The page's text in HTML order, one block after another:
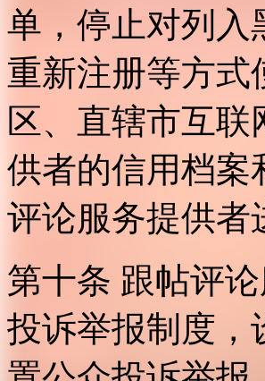
单，停止对列入
重新注册等方式
区、直辖市互
供者的信用档案
评论服务提供者
第十条 跟帖评
投诉举报制度，